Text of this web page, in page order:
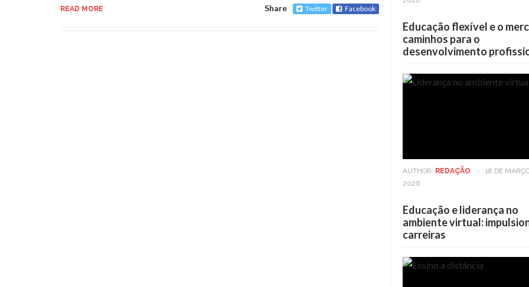
READ MORE Share Twitter Facebook
Educação flexível e o
caminhos para o
desenvolvimento
AUTHOR: REDAÇÃO -
18 DE
2026
Educação e liderança no
ambiente virtual:
carreiras